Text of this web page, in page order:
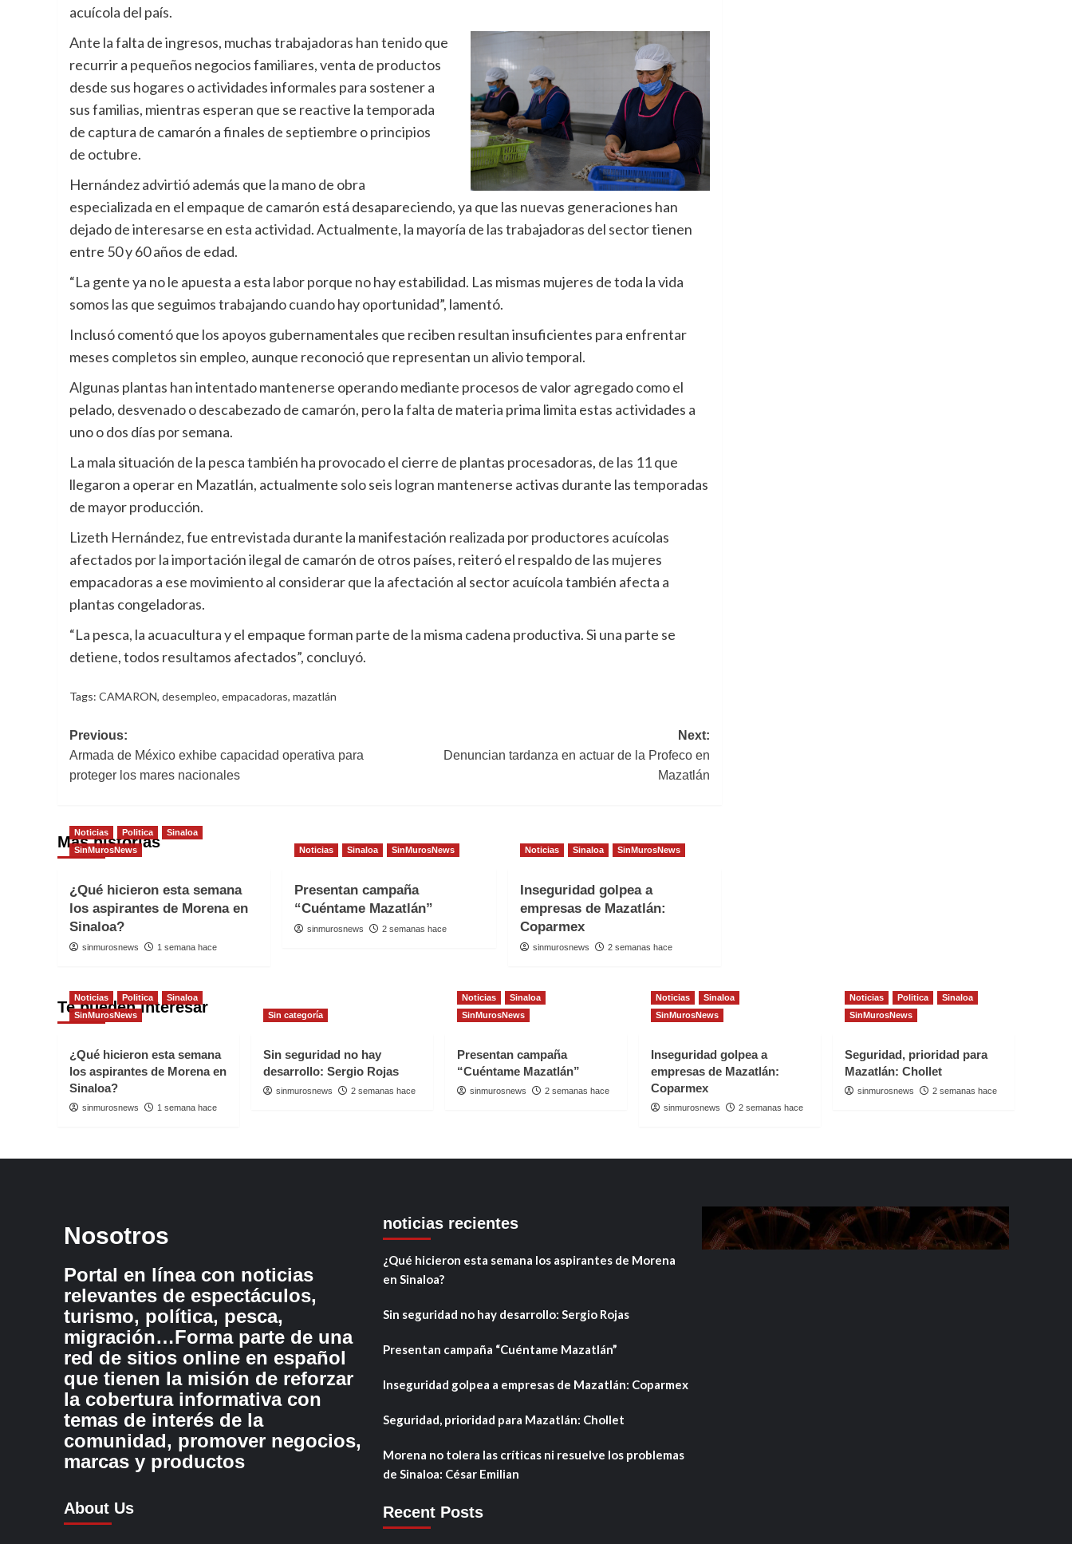
acuícola del país.
Ante la falta de ingresos, muchas trabajadoras han tenido que
recurrir a pequeños negocios familiares, venta de productos
desde sus hogares o actividades informales para sostener a
sus familias, mientras esperan que se reactive la temporada
de captura de camarón a finales de septiembre o principios
de octubre.
Hernández advirtió además que la mano de obra
especializada en el empaque de camarón está desapareciendo, ya que las nuevas generaciones han
dejado de interesarse en esta actividad. Actualmente, la mayoría de las trabajadoras del sector tienen
entre 50 y 60 años de edad.
“La gente ya no le apuesta a esta labor porque no hay estabilidad. Las mismas mujeres de toda la vida
somos las que seguimos trabajando cuando hay oportunidad”, lamentó.
Inclusó comentó que los apoyos gubernamentales que reciben resultan insuficientes para enfrentar
meses completos sin empleo, aunque reconoció que representan un alivio temporal.
Algunas plantas han intentado mantenerse operando mediante procesos de valor agregado como el
pelado, desvenado o descabezado de camarón, pero la falta de materia prima limita estas actividades a
uno o dos días por semana.
La mala situación de la pesca también ha provocado el cierre de plantas procesadoras, de las 11 que
llegaron a operar en Mazatlán, actualmente solo seis logran mantenerse activas durante las temporadas
de mayor producción.
Lizeth Hernández, fue entrevistada durante la manifestación realizada por productores acuícolas
afectados por la importación ilegal de camarón de otros países, reiteró el respaldo de las mujeres
empacadoras a ese movimiento al considerar que la afectación al sector acuícola también afecta a
plantas congeladoras.
“La pesca, la acuacultura y el empaque forman parte de la misma cadena productiva. Si una parte se
detiene, todos resultamos afectados”, concluyó.
Tags: CAMARON, desempleo, empacadoras, mazatlán
Post
navigation
Previous:
Armada de México exhibe capacidad operativa para
proteger los mares nacionales
Next:
Denuncian tardanza en actuar de la Profeco en
Mazatlán
Más historias
Noticias Politica
Sinaloa
SinMurosNews
¿Qué hicieron esta semana
los aspirantes de Morena en
Sinaloa?
sinmurosnews 1 semana hace
Noticias Sinaloa SinMurosNews
Presentan campaña
“Cuéntame Mazatlán”
sinmurosnews 2 semanas hace
Noticias Sinaloa SinMurosNews
Inseguridad golpea a
empresas de Mazatlán:
Coparmex
sinmurosnews 2 semanas hace
Te pueden interesar
Noticias Politica
Sinaloa
SinMurosNews
¿Qué hicieron esta semana
los aspirantes de Morena en
Sinaloa?
sinmurosnews 1 semana hace
Sin categoría
Sin seguridad no hay
desarrollo: Sergio Rojas
sinmurosnews 2 semanas hace
Noticias
Sinaloa
SinMurosNews
Presentan campaña
“Cuéntame Mazatlán”
sinmurosnews 2 semanas hace
Noticias
Sinaloa
SinMurosNews
Inseguridad golpea a
empresas de Mazatlán:
Coparmex
sinmurosnews 2 semanas hace
Noticias Politica
Sinaloa
SinMurosNews
Seguridad, prioridad para
Mazatlán: Chollet
sinmurosnews 2 semanas hace
Nosotros
Portal en línea con noticias
relevantes de espectáculos,
turismo, política, pesca,
migración…Forma parte de una
red de sitios online en español
que tienen la misión de reforzar
la cobertura informativa con
temas de interés de la
comunidad, promover negocios,
marcas y productos
About Us
noticias recientes
¿Qué hicieron esta semana los aspirantes de Morena
en Sinaloa?
Sin seguridad no hay desarrollo: Sergio Rojas
Presentan campaña “Cuéntame Mazatlán”
Inseguridad golpea a empresas de Mazatlán: Coparmex
Seguridad, prioridad para Mazatlán: Chollet
Morena no tolera las críticas ni resuelve los problemas
de Sinaloa: César Emilian
Recent Posts